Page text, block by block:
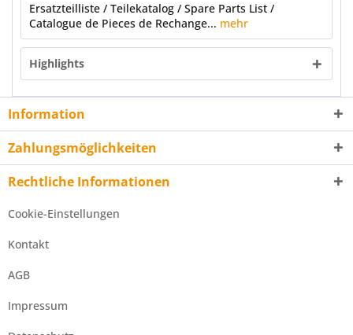
Ersatzteilliste / Teilekatalog / Spare Parts List /
Catalogue de Pieces de Rechange... mehr
Highlights
Information
Zahlungsmöglichkeiten
Rechtliche Informationen
Cookie-Einstellungen
Kontakt
AGB
Impressum